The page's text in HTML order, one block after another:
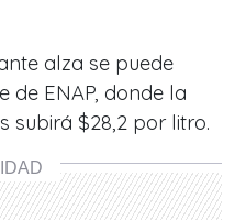
alza se puede
de ENAP, donde la
subirá $28,2 por litro.